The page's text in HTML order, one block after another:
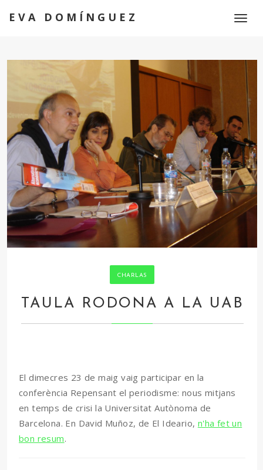
EVA DOMÍNGUEZ
CHARLAS
TAULA RODONA A LA UAB
El dimecres 23 de maig vaig participar en la
conferència Repensant el periodisme: nous mitjans
en temps de crisi la Universitat Autònoma de
Barcelona. En David Muñoz, de El Ideario, n'ha fet un
bon resum.